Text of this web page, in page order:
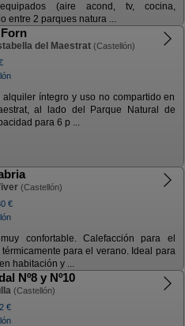
equipados (aire acond, tv, cocina,
entre 2 parques natura ...
del Maestrat (Castellón)
íntegro y uso no compartido en
al lado del Parque Natural de
para 6 p ...
(Castellón)
€
confortable. Calefacción para el
para el verano. Ideal para
habitación y ...
Nº8 y Nº10
(Castellón)
€